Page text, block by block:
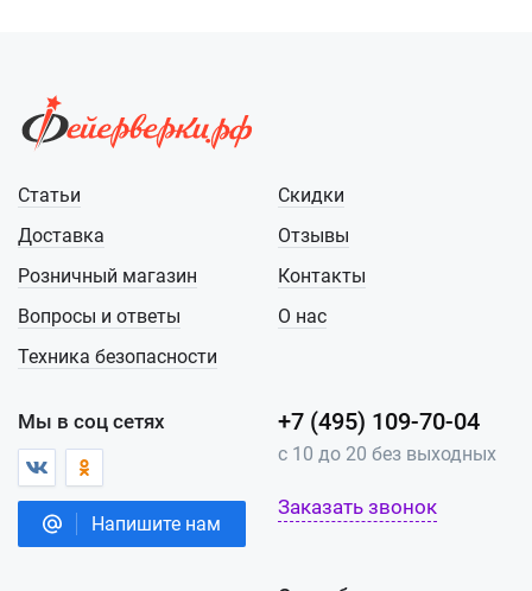
Статьи
Доставка
Розничный магазин
Вопросы и ответы
Техника безопасности
Скидки
Отзывы
Контакты
О нас
Мы в соц сетях
Напишите нам
+7 (495) 109-70-04
с 10 до 20 без выходных
Заказать звонок